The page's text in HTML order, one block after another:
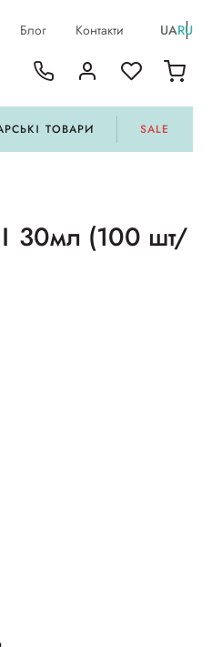
Блог Контакти UARU
ТОВАРИ SALE
30мл (100 шт/